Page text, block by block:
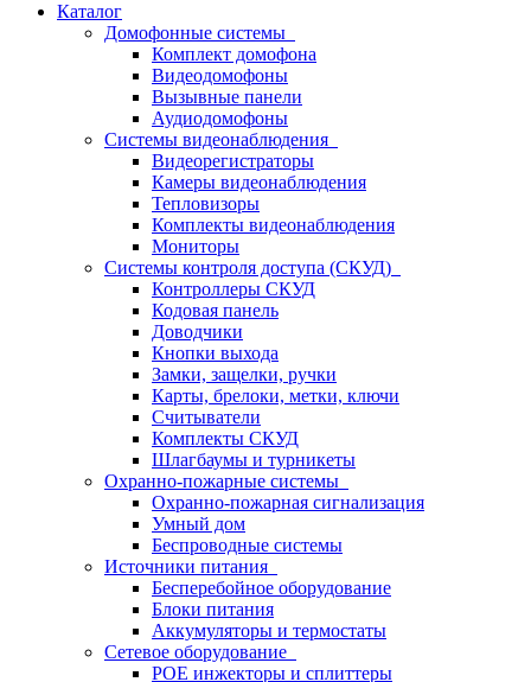
Каталог
Домофонные системы
Комплект домофона
Видеодомофоны
Вызывные панели
Аудиодомофоны
Системы видеонаблюдения
Видеорегистраторы
Камеры видеонаблюдения
Тепловизоры
Комплекты видеонаблюдения
Мониторы
Системы контроля доступа (СКУД)
Контроллеры СКУД
Кодовая панель
Доводчики
Кнопки выхода
Замки, защелки, ручки
Карты, брелоки, метки, ключи
Считыватели
Комплекты СКУД
Шлагбаумы и турникеты
Охранно-пожарные системы
Охранно-пожарная сигнализация
Умный дом
Беспроводные системы
Источники питания
Бесперебойное оборудование
Блоки питания
Аккумуляторы и термостаты
Сетевое оборудование
POE инжекторы и сплиттеры